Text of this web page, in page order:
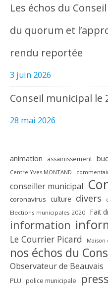
Les échos du
du quorum et
rendu reportée
3 juin 2026
Conseil municipal le
28 mai 2026
animation assainissement
Centre Yves MONTAND
conseiller municipal
coronavirus culture divers
Elections municipales 2020 Fait
information
Le Courrier Picard Maison
nos échos du
Observateur de Beauvais
PLU police municipale